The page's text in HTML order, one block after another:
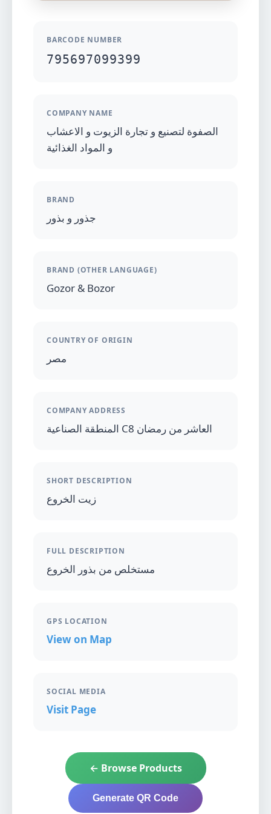
BARCODE NUMBER
795697099399
COMPANY NAME
الصفوة لتصنيع و تجارة الزيوت و الاعشاب
و المواد الغذائية
BRAND
جذور و بذور
BRAND (OTHER LANGUAGE)
Gozor & Bozor
COUNTRY OF ORIGIN
مصر
COMPANY ADDRESS
المنطقة الصناعية C8 العاشر من رمضان
SHORT DESCRIPTION
زيت الخروع
FULL DESCRIPTION
مستخلص من بذور الخروع
GPS LOCATION
View on Map
SOCIAL MEDIA
Visit Page
← Browse Products
Generate QR Code